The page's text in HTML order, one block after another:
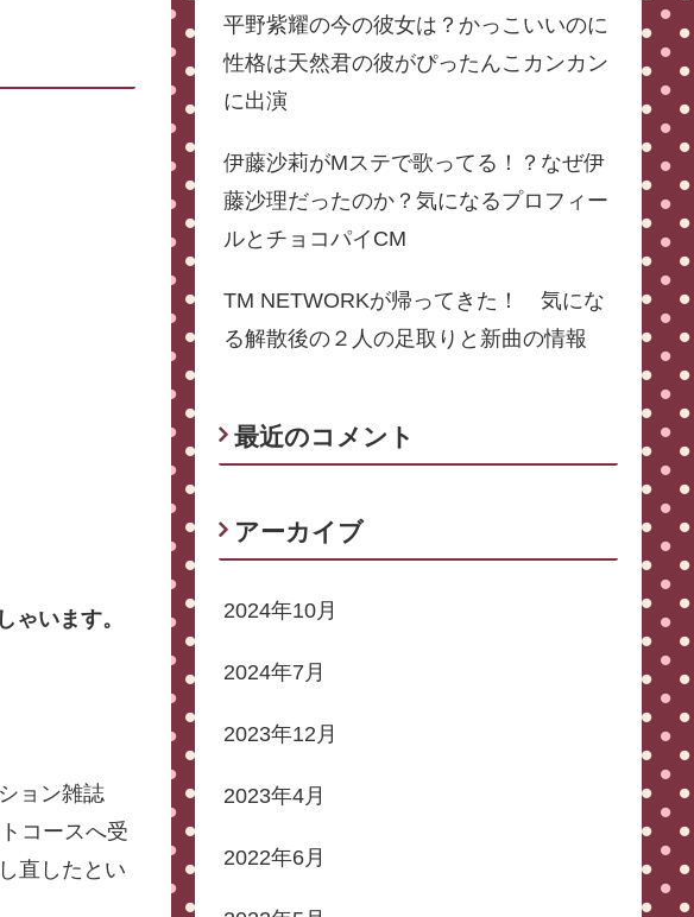
います。
ョン雑誌
コースへ受
直したとい
平野紫耀の今の彼女は？かっこいいのに
性格は天然君の彼がぴったんこカンカン
に出演
伊藤沙莉がMステで歌ってる！？なぜ伊
藤沙理だったのか？気になるプロフィー
ルとチョコパイCM
TM NETWORKが帰ってきた！ 気にな
る解散後の２人の足取りと新曲の情報
最近のコメント
アーカイブ
2024年10月
2024年7月
2023年12月
2023年4月
2022年6月